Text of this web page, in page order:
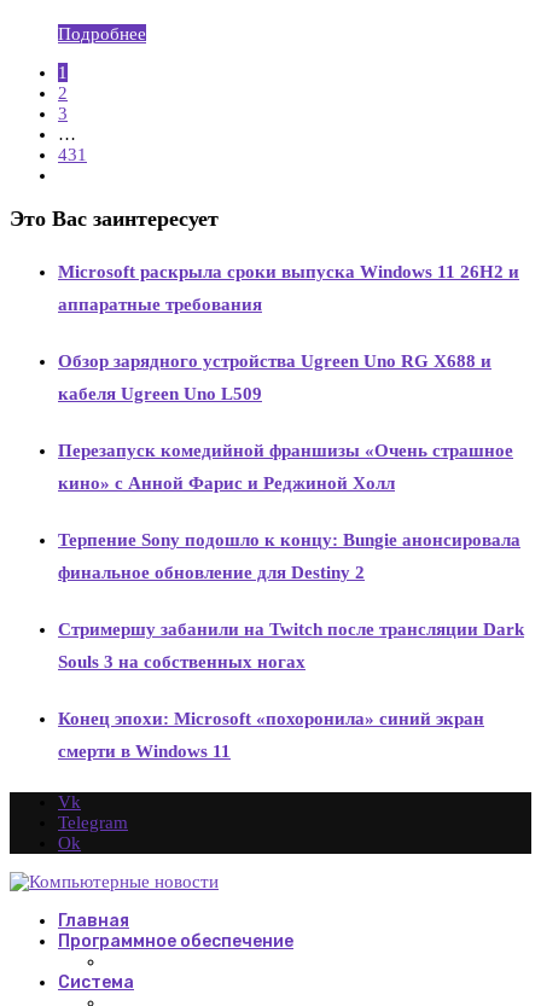
Подробнее
1
2
3
…
431
Это Вас заинтересует
Microsoft раскрыла сроки выпуска Windows 11 26H2 и
аппаратные требования
Обзор зарядного устройства Ugreen Uno RG X688 и
кабеля Ugreen Uno L509
Перезапуск комедийной франшизы «Очень страшное
кино» с Анной Фарис и Реджиной Холл
Терпение Sony подошло к концу: Bungie анонсировала
финальное обновление для Destiny 2
Стримершу забанили на Twitch после трансляции Dark
Souls 3 на собственных ногах
Конец эпохи: Microsoft «похоронила» синий экран
смерти в Windows 11
Vk
Telegram
Ok
Главная
Программное обеспечение
Система